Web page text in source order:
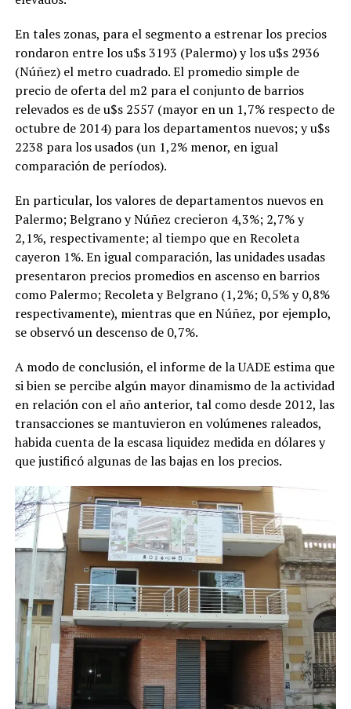
En tales zonas, para el segmento a estrenar los precios
rondaron entre los u$s 3193 (Palermo) y los u$s 2936
(Núñez) el metro cuadrado. El promedio simple de
precio de oferta del m2 para el conjunto de barrios
relevados es de u$s 2557 (mayor en un 1,7% respecto de
octubre de 2014) para los departamentos nuevos; y u$s
2238 para los usados (un 1,2% menor, en igual
comparación de períodos).
En particular, los valores de departamentos nuevos en
Palermo; Belgrano y Núñez crecieron 4,3%; 2,7% y
2,1%, respectivamente; al tiempo que en Recoleta
cayeron 1%. En igual comparación, las unidades usadas
presentaron precios promedios en ascenso en barrios
como Palermo; Recoleta y Belgrano (1,2%; 0,5% y 0,8%
respectivamente), mientras que en Núñez, por ejemplo,
se observó un descenso de 0,7%.
A modo de conclusión, el informe de la UADE estima que
si bien se percibe algún mayor dinamismo de la actividad
en relación con el año anterior, tal como desde 2012, las
transacciones se mantuvieron en volúmenes raleados,
habida cuenta de la escasa liquidez medida en dólares y
que justificó algunas de las bajas en los precios.